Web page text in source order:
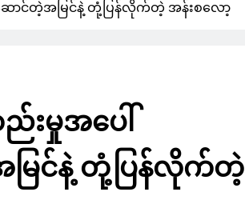
ောင်တဲ့အမြင်နဲ့ တုံ့ပြန်လိုက်တဲ့ အန်းစလော့
းမှုအပေါ်
မြင်နဲ့ တုံ့ပြန်လိုက်တဲ့